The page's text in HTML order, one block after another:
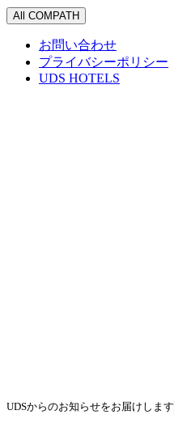
All COMPATH
お問い合わせ
プライバシーポリシー
UDS HOTELS
UDSからのお知らせをお届けします